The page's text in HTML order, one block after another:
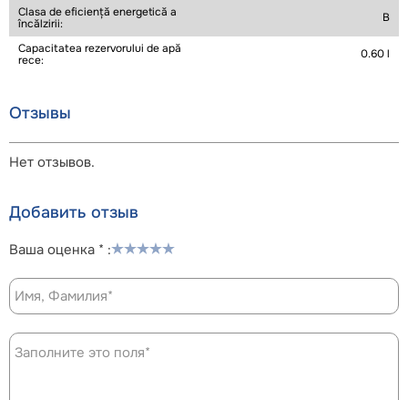
Clasa de eficiență energetică a
încălzirii:
B
Capacitatea rezervorului de apă
rece:
0.60 l
Отзывы
Нет отзывов.
Добавить отзыв
Ваша оценка * :